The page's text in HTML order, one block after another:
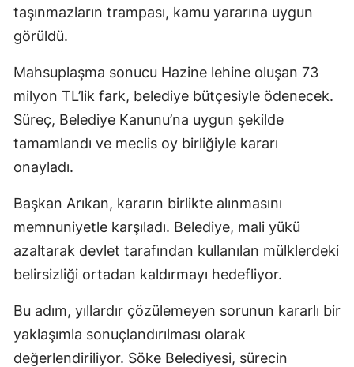
taşınmazların trampası, kamu yararına uygun
görüldü.
Mahsuplaşma sonucu Hazine lehine oluşan 73
milyon TL’lik fark, belediye bütçesiyle ödenecek.
Süreç, Belediye Kanunu’na uygun şekilde
tamamlandı ve meclis oy birliğiyle kararı
onayladı.
Başkan Arıkan, kararın birlikte alınmasını
memnuniyetle karşıladı. Belediye, mali yükü
azaltarak devlet tarafından kullanılan mülklerdeki
belirsizliği ortadan kaldırmayı hedefliyor.
Bu adım, yıllardır çözülemeyen sorunun kararlı bir
yaklaşımla sonuçlandırılması olarak
değerlendiriliyor. Söke Belediyesi, sürecin